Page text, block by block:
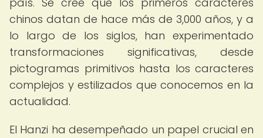
chinos datan de hace más de 3,000 años, y a
lo largo de los siglos, han experimentado
transformaciones significativas, desde
pictogramas primitivos hasta los caracteres
complejos y estilizados que conocemos en la
actualidad.
El Hanzi ha desempeñado un papel crucial en